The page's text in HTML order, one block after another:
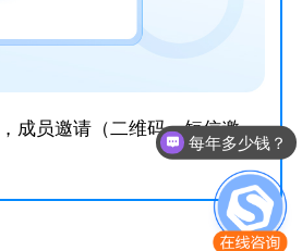
成员邀请（二维码、短信邀
每年多少钱？